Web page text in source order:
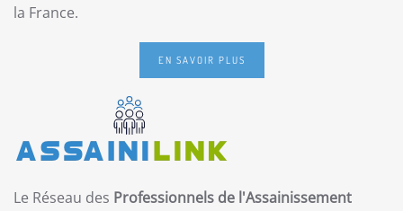
la France.
EN SAVOIR PLUS
Le Réseau des Professionnels de l'Assainissement